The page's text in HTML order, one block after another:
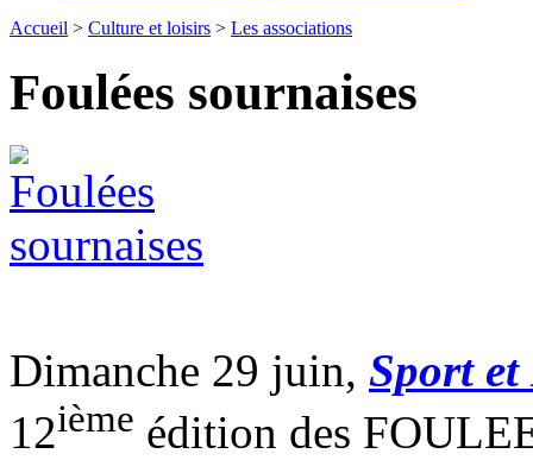
Accueil > Culture et loisirs > Les associations
Foulées sournaises
Dimanche 29 juin, Sport
12ième édition des